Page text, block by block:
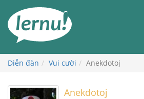
đến
phần
dung
Diễn đàn Vui cười Anekdotoj
Anekdotoj